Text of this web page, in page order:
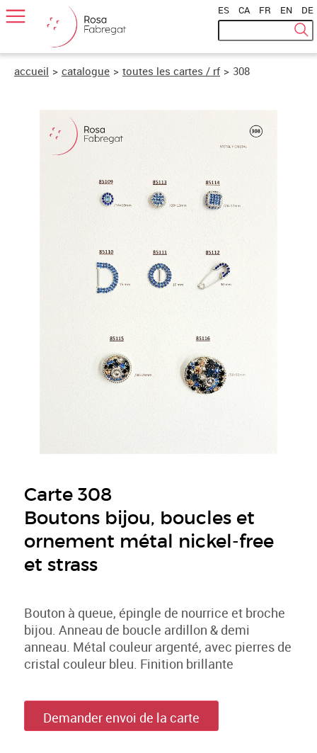
DE
EN
FR
CA
ES
accueil > catalogue > toutes les cartes / rf > 308
Carte 308
Boutons bijou, boucles et
ornement métal nickel-free
et strass
Bouton à queue, épingle de nourrice et broche
bijou. Anneau de boucle ardillon & demi
anneau. Métal couleur argenté, avec pierres de
cristal couleur bleu. Finition brillante
Demander envoi de la carte